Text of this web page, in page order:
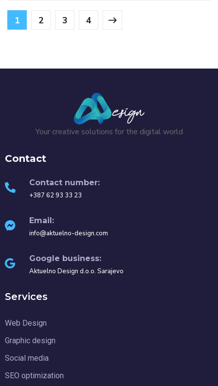
1 2 3 4
Your creative solutions for the digital world
Contact
Contact number:
+387 62 93 33 23
Email:
info@aktuelno-design.com
Google business:
Aktuelno Design d.o.o. Sarajevo
Services
Web Design
Graphic design
Social media
SEO optimization